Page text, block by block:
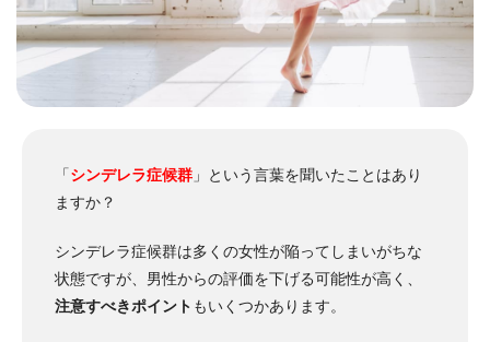
「シンデレラ症候群 」という言葉を聞いたことはあり
ますか？
シンデレラ症候群は多くの女性が陥ってしまいがちな
状態ですが、男性からの評価を下げる可能性が高く、
注意すべきポイント もいくつかあります。